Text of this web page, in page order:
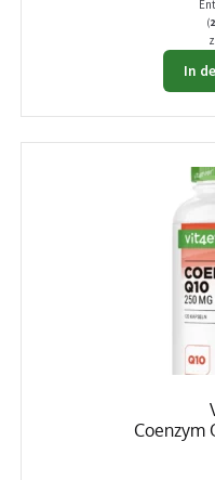
(
In
Coenzym